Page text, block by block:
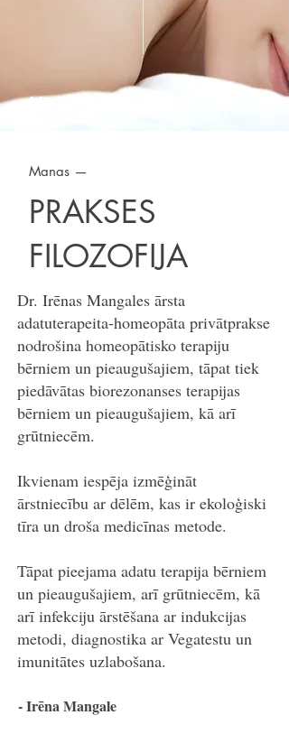
Mieram, Atpūtai, Veselībai
Manas —
PRAKSES
FILOZOFIJA
Dr. Irēnas Mangales ārsta
adatuterapeita-homeopāta privātprakse
nodrošina homeopātisko terapiju
bērniem un pieaugušajiem, tāpat tiek
piedāvātas biorezonanses terapijas
bērniem un pieaugušajiem, kā arī
grūtniecēm.
Ikvienam iespēja izmēģināt
ārstniecību ar dēlēm, kas ir ekoloģiski
tīra un droša medicīnas metode.
Tāpat pieejama adatu terapija bērniem
un pieaugušajiem, arī grūtniecēm, kā
arī infekciju ārstēšana ar indukcijas
metodi, diagnostika ar Vegatestu un
imunitātes uzlabošana.
- Irēna Mangale